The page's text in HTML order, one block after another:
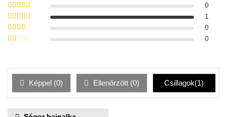
Értékelés:
5
Értékelés:
/ 5
0
Értékelés:
3 / 5
1
Értékelés:
0
0
Képpel (0) Ellenőrzött (0) Csillagok(1)